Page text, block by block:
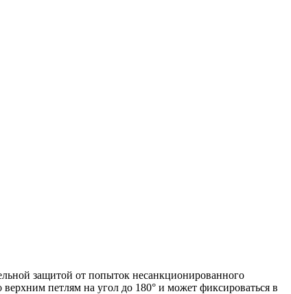
защитой от попыток несанкционированного
петлям на угол до 180° и может фиксироваться в